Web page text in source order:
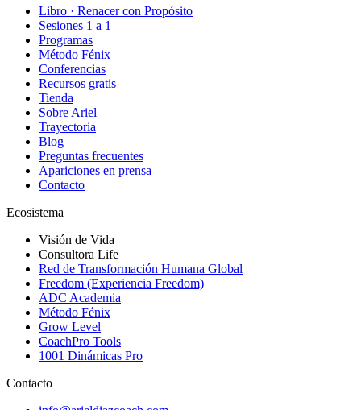
Libro · Renacer con Propósito
Sesiones 1 a 1
Programas
Método Fénix
Conferencias
Recursos gratis
Tienda
Sobre Ariel
Trayectoria
Blog
Preguntas frecuentes
Apariciones en prensa
Contacto
Ecosistema
Visión de Vida
Consultora Life
Red de Transformación Humana Global
Freedom (Experiencia Freedom)
ADC Academia
Método Fénix
Grow Level
CoachPro Tools
1001 Dinámicas Pro
Contacto